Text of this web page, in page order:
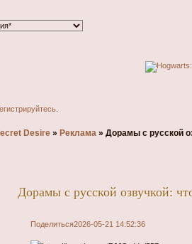
.
Desire » Реклама »Дорамы с русской
Дорамы с русской озвучкой:
Поделиться2026-05-21 14:52:36